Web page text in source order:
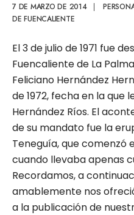
7 DE MARZO DE 2014 |
DE FUENCALIENTE
El 3 de julio de 1971 fue
Fuencaliente de La
Feliciano Hernández
de 1972, fecha en la que
Hernández Ríos. El
de su mandato fue la
Teneguía, que comenzó
cuando llevaba apenas
Recordamos, a
amablemente nos
a la publicación de